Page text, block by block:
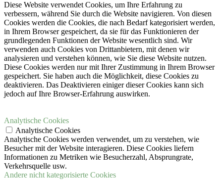
Diese Website verwendet Cookies, um Ihre Erfahrung zu
verbessern, während Sie durch die Website navigieren. Von diesen
Cookies werden die Cookies, die nach Bedarf kategorisiert werden,
in Ihrem Browser gespeichert, da sie für das Funktionieren der
grundlegenden Funktionen der Website wesentlich sind. Wir
verwenden auch Cookies von Drittanbietern, mit denen wir
analysieren und verstehen können, wie Sie diese Website nutzen.
Diese Cookies werden nur mit Ihrer Zustimmung in Ihrem Browser
gespeichert. Sie haben auch die Möglichkeit, diese Cookies zu
deaktivieren. Das Deaktivieren einiger dieser Cookies kann sich
jedoch auf Ihre Browser-Erfahrung auswirken.
Analytische Cookies
Analytische Cookies
Analytische Cookies werden verwendet, um zu verstehen, wie
Besucher mit der Website interagieren. Diese Cookies liefern
Informationen zu Metriken wie Besucherzahl, Absprungrate,
Verkehrsquelle usw.
Andere nicht kategorisierte Cookies